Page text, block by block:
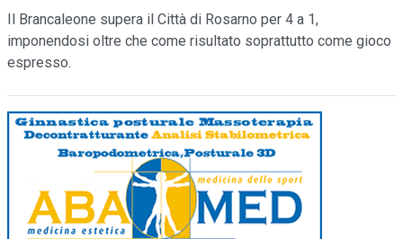
Il Brancaleone supera il Città di Rosarno per 4 a 1,
imponendosi oltre che come risultato soprattutto come gioco
espresso.